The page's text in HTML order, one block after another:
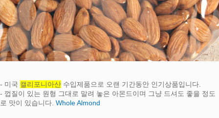
- 미국 캘리포니아산 수입제품으로 오랜 기간동안 인기상품입니다.
- 껍질이 있는 원형 그대로 말려 놓은 아몬드이며 그냥 드셔도 좋을 정도
로 맛이 있습니다. Whole Almond